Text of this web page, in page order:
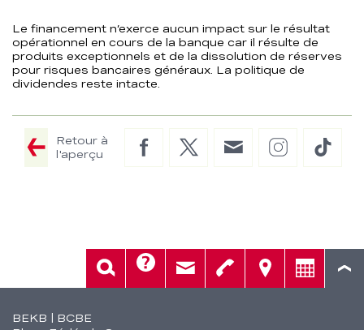
Le financement n’exerce aucun impact sur le résultat
opérationnel en cours de la banque car il résulte de
produits exceptionnels et de la dissolution de réserves
pour risques bancaires généraux. La politique de
dividendes reste intacte.
Retour à
l'aperçu
FacebookTwitter
E-
Instagram
Fusszeile
BEKB | BCBE